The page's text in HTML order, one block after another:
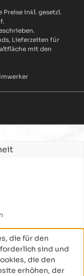
inkl. gesetzl.
Lieferzeiten für
mit den
von 5 Sternen
die für den
sind und
die den
erhöhen, der